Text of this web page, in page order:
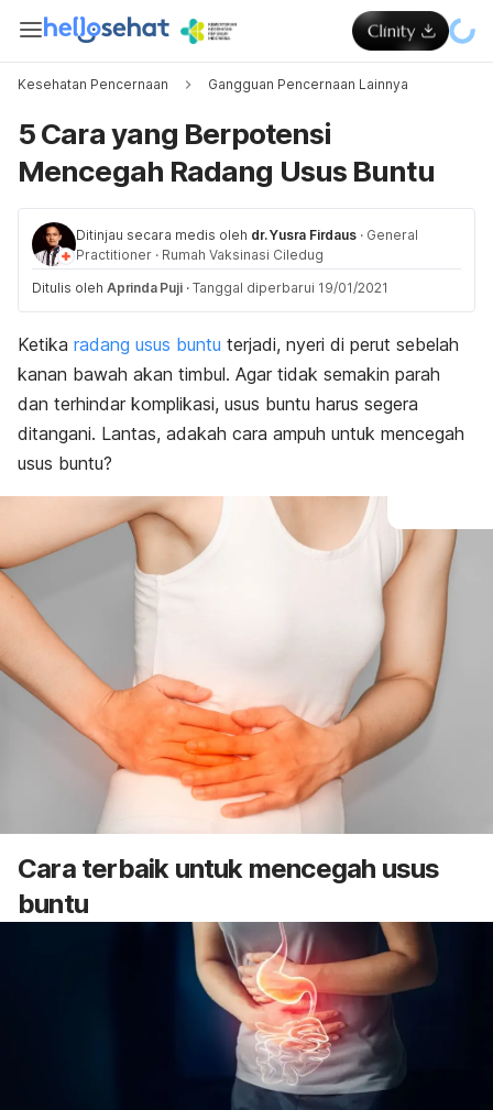
Kesehatan Pencernaan Gangguan Pencernaan Lainnya
5 Cara yang Berpotensi
Mencegah Radang Usus Buntu
Ditinjau secara medis oleh dr. Yusra Firdaus · General
Practitioner · Rumah Vaksinasi Ciledug
Ditulis oleh Aprinda Puji · Tanggal diperbarui 19/01/2021
Ketika radang usus buntu terjadi, nyeri di perut sebelah
kanan bawah akan timbul. Agar tidak semakin parah
dan terhindar komplikasi, usus buntu harus segera
ditangani. Lantas, adakah cara ampuh untuk mencegah
usus buntu?
Cara terbaik untuk mencegah usus
buntu